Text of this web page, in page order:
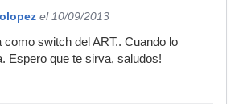
el 10/09/2013
como switch del ART.. Cuando lo
Espero que te sirva, saludos!